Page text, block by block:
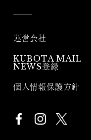
運営会社
KUBOTA MAIL
NEWS登録
個人情報保護方針